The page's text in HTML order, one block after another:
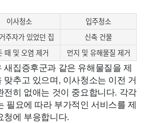
이사청소
입주청소
주자가 있었던 집
신축 건물
때 및 오염 제거 먼지 및 유해물질 제거
새집증후군과 같은 유해물질을 제
맞추고 있으며, 이사청소는 이전 거
전히 없애는 것이 중요합니다. 각각
필요에 따라 부가적인 서비스를 제
청에 부응합니다.